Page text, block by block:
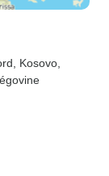
, Kosovo